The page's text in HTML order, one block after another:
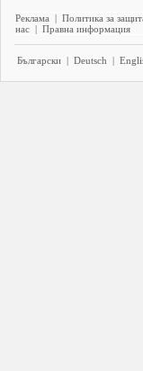
Реклама | Политика за
нас | Правна информация
Български | Deutsch |